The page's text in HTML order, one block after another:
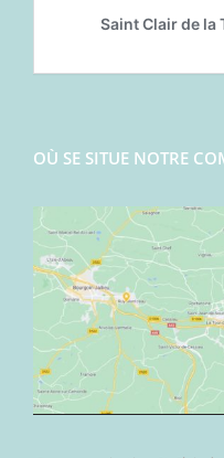
OÙ SE SITUE NOTRE